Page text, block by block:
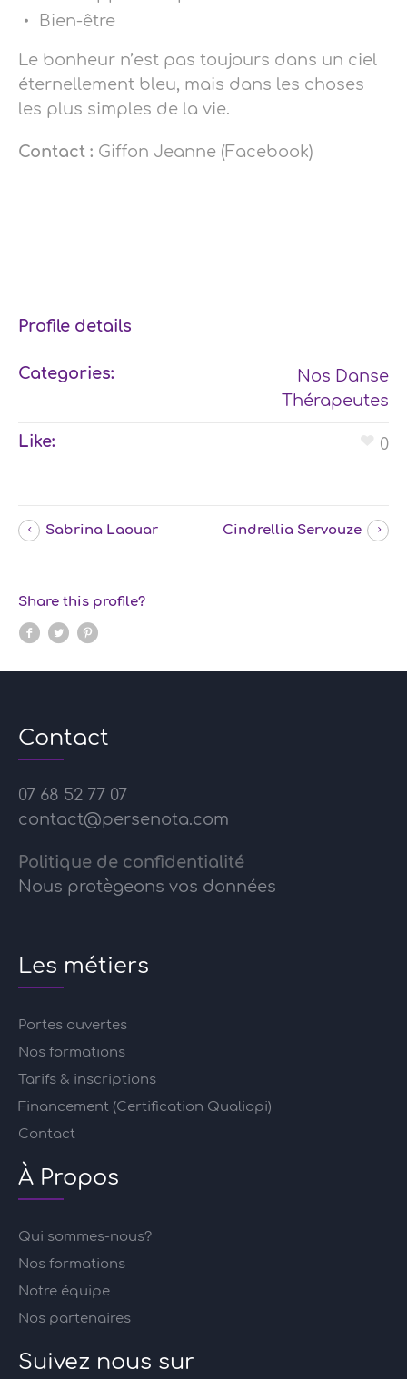
Bien-être
Le bonheur n’est pas toujours dans un ciel
éternellement bleu, mais dans les choses
les plus simples de la vie.
Contact : Giffon Jeanne (Facebook)
Profile details
Categories:
Nos Danse
Thérapeutes
Like: 0
Sabrina Laouar Cindrellia Servouze
Share this profile?
Contact
07 68 52 77 07
contact@persenota.com
Politique de confidentialité
Nous protègeons vos données
Les métiers
Portes ouvertes
Nos formations
Tarifs & inscriptions
Financement (Certification Qualiopi)
Contact
À Propos
Qui sommes-nous?
Nos formations
Notre équipe
Nos partenaires
Suivez nous sur